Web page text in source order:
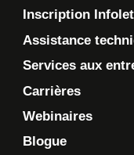
Inscription
Assistance
Services aux
Carrières
Webinaires
Blogue